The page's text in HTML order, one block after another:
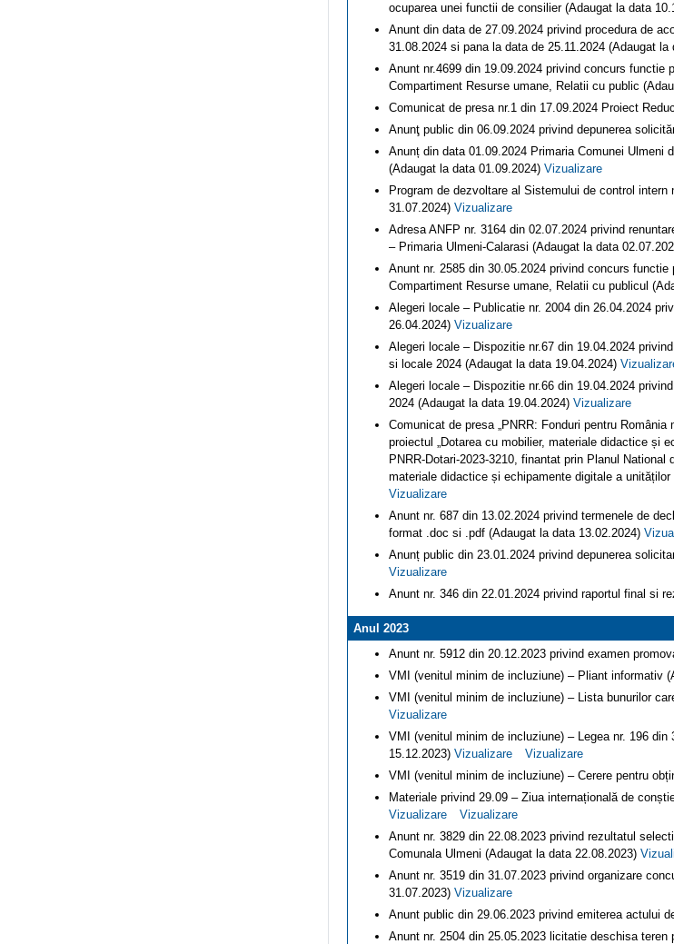
ocuparea unei functii de consilier (Adaugat la data
Anunt din data de 27.09.2024 privind procedura de
31.08.2024 si pana la data de 25.11.2024 (Adaugat la
Anunt nr.4699 din 19.09.2024 privind concurs
Compartiment Resurse umane, Relatii cu public
Comunicat de presa nr.1 din 17.09.2024 Proiect
Anunţ public din 06.09.2024 privind depunerea
Anunț din data 01.09.2024 Primaria Comunei
(Adaugat la data 01.09.2024) Vizualizare
Program de dezvoltare al Sistemului de control
31.07.2024) Vizualizare
Adresa ANFP nr. 3164 din 02.07.2024 privind
– Primaria Ulmeni-Calarasi (Adaugat la data
Anunt nr. 2585 din 30.05.2024 privind concurs
Compartiment Resurse umane, Relatii cu publicul
Alegeri locale – Publicatie nr. 2004 din 26.04.2024
26.04.2024) Vizualizare
Alegeri locale – Dispozitie nr.67 din 19.04.2024
si locale 2024 (Adaugat la data 19.04.2024)
Alegeri locale – Dispozitie nr.66 din 19.04.2024
2024 (Adaugat la data 19.04.2024) Vizualizare
Comunicat de presa „PNRR: Fonduri pentru
proiectul „Dotarea cu mobilier, materiale didactice și
PNRR-Dotari-2023-3210, finantat prin Planul
materiale didactice și echipamente digitale a
Vizualizare
Anunt nr. 687 din 13.02.2024 privind termenele de
format .doc si .pdf (Adaugat la data 13.02.2024)
Anunț public din 23.01.2024 privind depunerea
Vizualizare
Anunt nr. 346 din 22.01.2024 privind raportul final si
Anul 2023
Anunt nr. 5912 din 20.12.2023 privind examen
VMI (venitul minim de incluziune) – Pliant informativ
VMI (venitul minim de incluziune) – Lista bunurilor
Vizualizare
VMI (venitul minim de incluziune) – Legea nr. 196
15.12.2023) Vizualizare
Vizualizare
VMI (venitul minim de incluziune) – Cerere pentru
Materiale privind 29.09 – Ziua internațională de
Vizualizare
Vizualizare
Anunt nr. 3829 din 22.08.2023 privind rezultatul
Comunala Ulmeni (Adaugat la data 22.08.2023)
Anunt nr. 3519 din 31.07.2023 privind organizare
31.07.2023) Vizualizare
Anunt public din 29.06.2023 privind emiterea actului
Anunt nr. 2504 din 25.05.2023 licitatie deschisa teren